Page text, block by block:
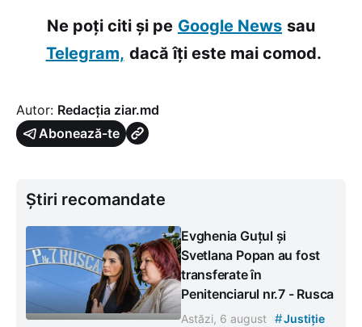
Ne poți citi și pe Google News sau
Telegram, dacă îți este mai comod.
Autor: Redacția ziar.md
Abonează-te
Știri recomandate
Evghenia Guțul și
Svetlana Popan au fost
transferate în
Penitenciarul nr.7 - Rusca
Astăzi, 6 august #Justiție